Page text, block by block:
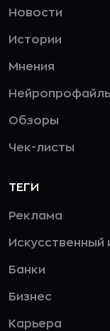
Новости
Истории
Мнения
Обзоры
Чек-листы
ТЕГИ
Реклама
Искусственный
Банки
Бизнес
Карьера